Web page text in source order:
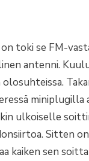
toki se FM-
antenni.
olosuhteissa.
miniplugilla
ulkoiselle
Sitten
kaiken sen